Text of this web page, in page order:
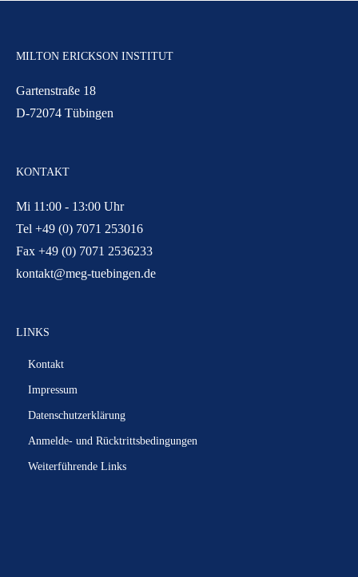
MILTON ERICKSON INSTITUT
Gartenstraße 18
D-72074 Tübingen
KONTAKT
Mi 11:00 - 13:00 Uhr
Tel +49 (0) 7071 253016
Fax +49 (0) 7071 2536233
kontakt@meg-tuebingen.de
LINKS
Kontakt
Impressum
Datenschutzerklärung
Anmelde- und Rücktrittsbedingungen
Weiterführende Links